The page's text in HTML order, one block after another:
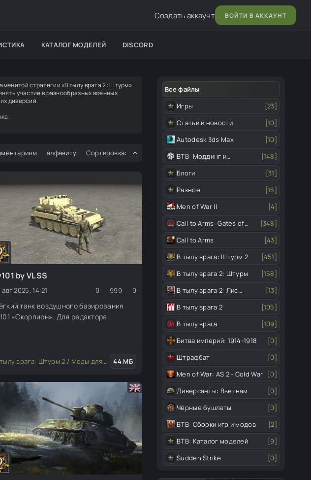
Создать аккаунт ВОЙТИ В АККАУНТ
КАТАЛОГ МОДЕЛЕЙ DISCORD
стратегии «В тылу врага 2: Штурм»
участие в разнообразных военных
диверсий.
алфавиту
by VLSS
авг 2025, 14:21 0 999 0
танк воздушного базирования
«Скорпион». Для редактора.
врага: Штурм 2 / Моды для редактора Транспорт
44 МБ
Все файлы
Игры
[23]
Статьи и новости
[10]
Autodesk 3ds Max
[10]
ВТВ: Моддинг и
[148]
Блоги
[31]
Разное
[15]
Men of War II
[4]
Call to Arms: Gates of
[348]
Call to Arms
[43]
В тылу врага: Штурм 2
[451]
В тылу врага 2: Штурм
[158]
В тылу врага 2: Лис
[13]
В тылу врага 2
[105]
В тылу врага
[109]
Битва империй: 1914-1918
[0]
Штрафбат
[0]
Men of War: AS 2 - Cold War
[0]
Диверсанты: Вьетнам
[0]
Чёрные бушлаты
[0]
ВТВ: Сборки игр и модов
[2]
ВТВ: Каталог моделей
[9]
Sudden Strike
[0]